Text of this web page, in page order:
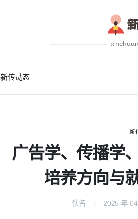
新传动态
新
广告学、传播学
培养方向与
佚名 2025 年